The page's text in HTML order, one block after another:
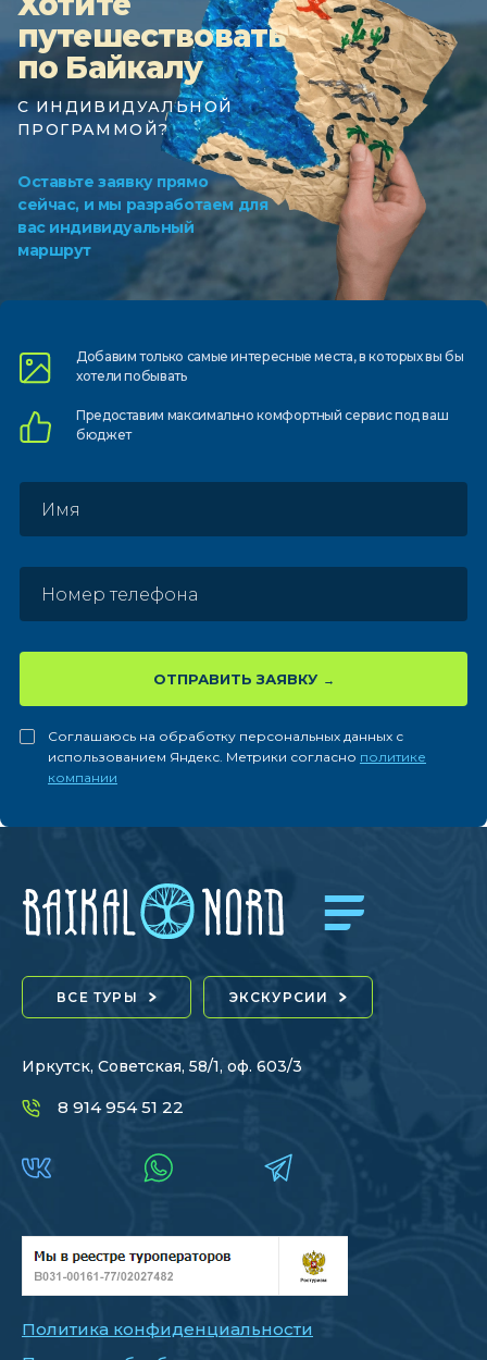
путешествовать
по Байкалу
С ИНДИВИДУАЛЬНОЙ
ПРОГРАММОЙ?
Оставьте заявку прямо
сейчас, и мы разработаем для
вас индивидуальный
маршрут
Добавим только самыеинтересные места, в которыхвы бы
хотели побывать
Предоставим максимально комфортныйсервис под ваш
бюджет
ОТПРАВИТЬ ЗАЯВКУ
Соглашаюсь на обработку персональных данных с
использованием Яндекс. Метрики согласно политике
компании
ВСЕ ТУРЫ ЭКСКУРСИИ
Иркутск, Советская, 58/1, оф. 603/3
8 914 954 51 22
Политика конфиденциальности